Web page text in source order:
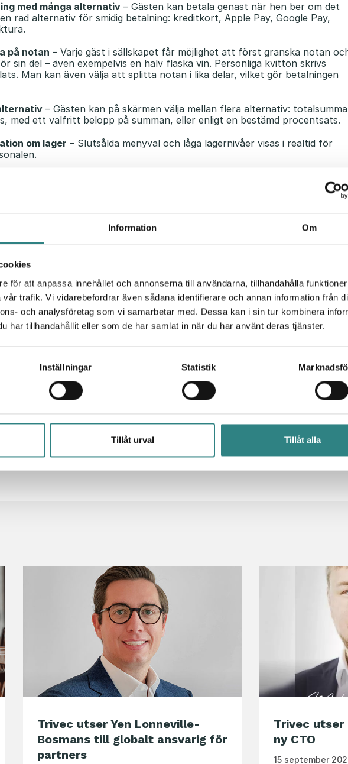
Information Om
för att anpassa innehållet och annonserna till användarna, tillhandahålla
trafik. Vi vidarebefordrar även sådana identifierare och annan information från
och analysföretag som vi samarbetar med. Dessa kan i sin tur kombinera
har tillhandahållit eller som de har samlat in när du har använt deras tjänster.
Inställningar Statistik
Tillåt urval Tillåt alla
med många alternativ– Gästen kan betala genast när hen ber om det
rad alternativ för smidig betalning: kreditkort, Apple Pay, Google Pay,
på notan – Varje gäst i sällskapet får möjlighet att först granska notan
sin del – även exempelvis en halv flaska vin. Personliga kvitton skrivs
Man kan även välja att splitta notan i lika delar, vilket gör betalningen
– Gästen kan på skärmen välja mellan flera alternativ: totalsumma
med ett valfritt belopp på summan, eller enligt en bestämd procentsats.
om lager – Slutsålda menyval och låga lagernivåer visas i realtid för
minskar risken för fel. Eventuella oklarheter går att prata igenom och kan
– Effektivare service ger ökad bordsomsättning och i
försäljning.
exempelvis ”happy hour”.
CTO, Trivec, tel. +46 73 057 02 22,mikael.hedberg@trivec.se
CMO, Trivec, tel.+46 70 740 71 40,jenny.westerberg@trivec.se
leverantör av kassasystem till den europeiska marknaden för restaurang,
lösningar förenklar och optimerar betalningen samt underlättar styrningen
produkterbjudande ingår
kassasystem ,
mobila
i Europa och kontor i Sverige, Norge, Danmark, Belgien och Frankrike.
Trivec utser Yen Lonneville-
Bosmans till globalt ansvarig för
partners
Trivec utser
ny CTO
15 september